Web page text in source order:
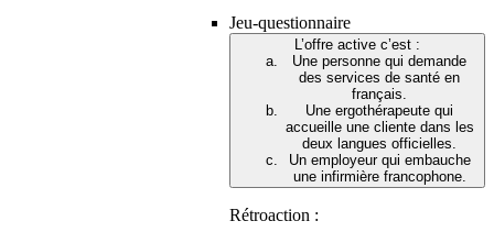
Jeu-questionnaire
L’offre active c’est :
Une personne qui demande
des services de santé en
français.
Une ergothérapeute qui
accueille une cliente dans les
deux langues officielles.
Un employeur qui embauche
une infirmière francophone.
Rétroaction :